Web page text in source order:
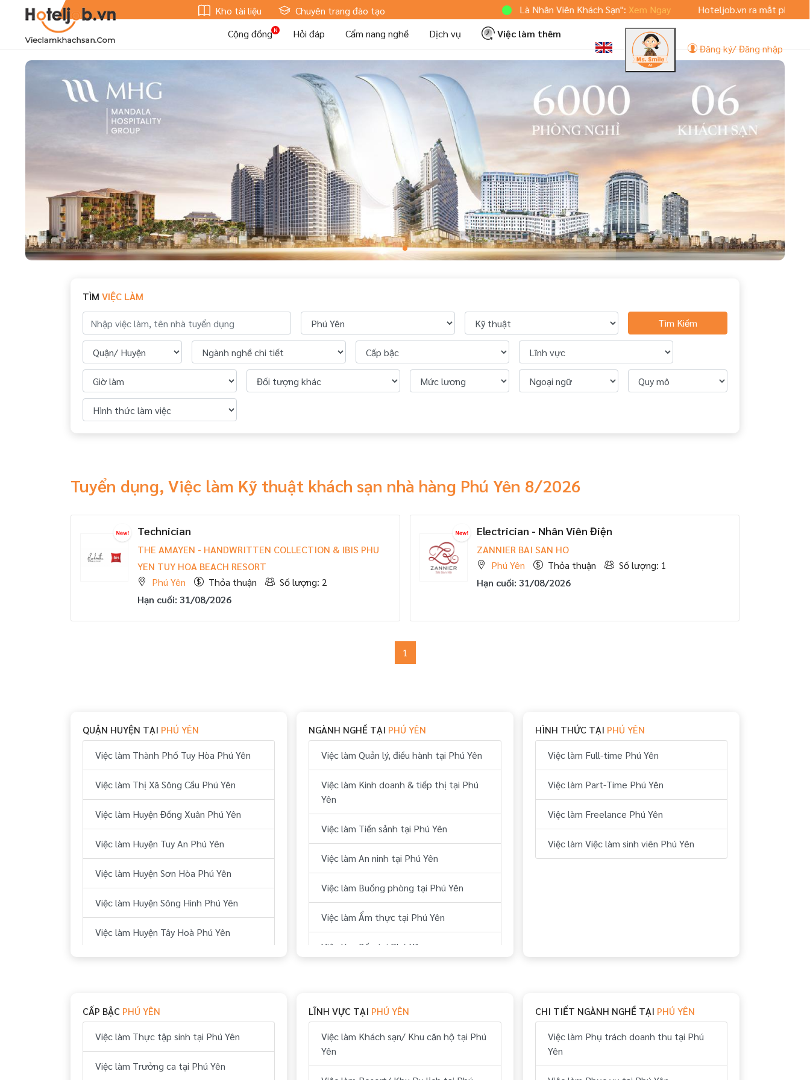
Kho tài liệu Chuyên trang đào tạo Hoteljob MV: "Tôi Là Nhân Viên Khách Sạn":Xem Ngay
Hoteljob.vn ra mắt phiên bản App
Cộng đồng
Hỏi đáp Cẩm nang nghề Dịch vụ
Việc làm thêm
Đăng ký/ Đăng nhập
TÌM VIỆC LÀM
Tìm Kiếm
Tuyển dụng, Việc làm Kỹ thuật khách sạn nhà hàng Phú Yên 8/2026
Technician
THE AMAYEN - HANDWRITTEN COLLECTION & IBIS PHU
YEN TUY HOA BEACH RESORT
Phú Yên
Thỏa thuận
Số lượng: 2
Hạn cuối: 31/08/2026
Electrician - Nhân Viên Điện
ZANNIER BAI SAN HO
Phú Yên
Thỏa thuận
Số lượng: 1
Hạn cuối: 31/08/2026
1
QUẬN HUYỆN TẠI PHÚ YÊN
Việc làm Thành Phố Tuy Hòa Phú Yên
Việc làm Thị Xã Sông Cầu Phú Yên
Việc làm Huyện Đồng Xuân Phú Yên
Việc làm Huyện Tuy An Phú Yên
Việc làm Huyện Sơn Hòa Phú Yên
Việc làm Huyện Sông Hinh Phú Yên
Việc làm Huyện Tây Hoà Phú Yên
NGÀNH NGHỀ TẠI PHÚ YÊN
Việc làm Quản lý, điều hành tại Phú Yên
Việc làm Kinh doanh & tiếp thị tại Phú
Yên
Việc làm Tiền sảnh tại Phú Yên
Việc làm An ninh tại Phú Yên
Việc làm Buồng phòng tại Phú Yên
Việc làm Ẩm thực tại Phú Yên
Việc làm Bếp tại Phú Yên
Việc làm Vui chơi & giải trí tại Phú Yên
Việc làm Hành chính, nhân sự tại Phú
Yên
HÌNH THỨC TẠI PHÚ YÊN
Việc làm Full-time Phú Yên
Việc làm Part-Time Phú Yên
Việc làm Freelance Phú Yên
Việc làm Việc làm sinh viên Phú Yên
CẤP BẬC PHÚ YÊN
Việc làm Thực tập sinh tại Phú Yên
Việc làm Trưởng ca tại Phú Yên
LĨNH VỰC TẠI PHÚ YÊN
Việc làm Khách sạn/ Khu căn hộ tại Phú
Yên
CHI TIẾT NGÀNH NGHỀ TẠI PHÚ YÊN
Việc làm Phụ trách doanh thu tại Phú
Yên